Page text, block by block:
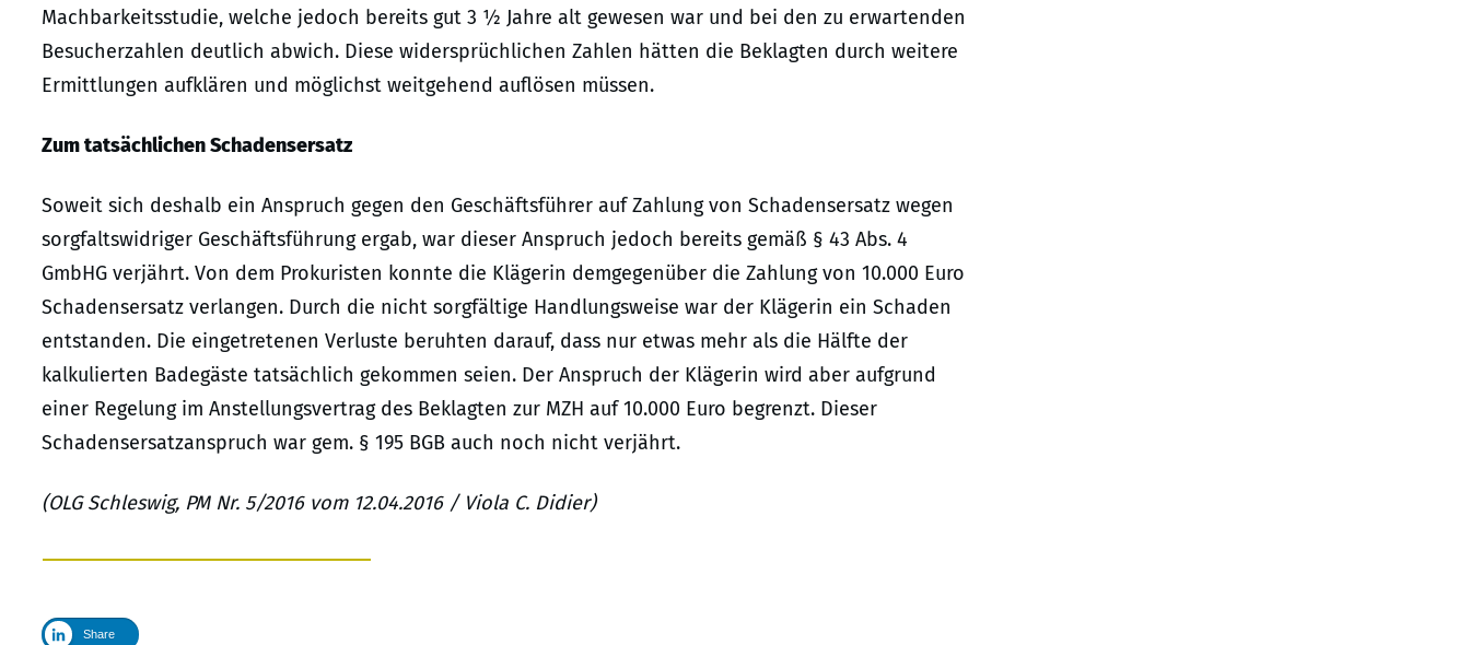
Machbarkeitsstudie, welche jedoch bereits gut 3 ½ Jahre alt gewesen war und bei den zu erwartenden
Besucherzahlen deutlich abwich. Diese widersprüchlichen Zahlen hätten die Beklagten durch weitere
Ermittlungen aufklären und möglichst weitgehend auflösen müssen.
Zum tatsächlichen Schadensersatz
Soweit sich deshalb ein Anspruch gegen den Geschäftsführer auf Zahlung von Schadensersatz wegen
sorgfaltswidriger Geschäftsführung ergab, war dieser Anspruch jedoch bereits gemäß § 43 Abs. 4
GmbHG verjährt. Von dem Prokuristen konnte die Klägerin demgegenüber die Zahlung von 10.000 Euro
Schadensersatz verlangen. Durch die nicht sorgfältige Handlungsweise war der Klägerin ein Schaden
entstanden. Die eingetretenen Verluste beruhten darauf, dass nur etwas mehr als die Hälfte der
kalkulierten Badegäste tatsächlich gekommen seien. Der Anspruch der Klägerin wird aber aufgrund
einer Regelung im Anstellungsvertrag des Beklagten zur MZH auf 10.000 Euro begrenzt. Dieser
Schadensersatzanspruch war gem. § 195 BGB auch noch nicht verjährt.
(OLG Schleswig, PM Nr. 5/2016 vom 12.04.2016 / Viola C. Didier)
Share